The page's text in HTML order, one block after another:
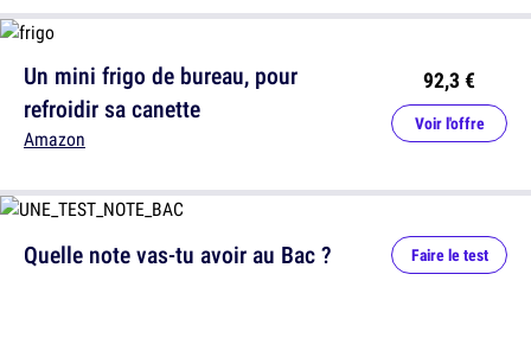
Quelle note vas-tu avoir au Bac ? Faire le test
Un mini frigo de bureau, pour
refroidir sa canette
Amazon
92,3 €
Voir l'offre